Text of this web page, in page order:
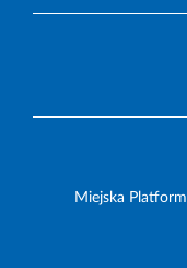
Miejska